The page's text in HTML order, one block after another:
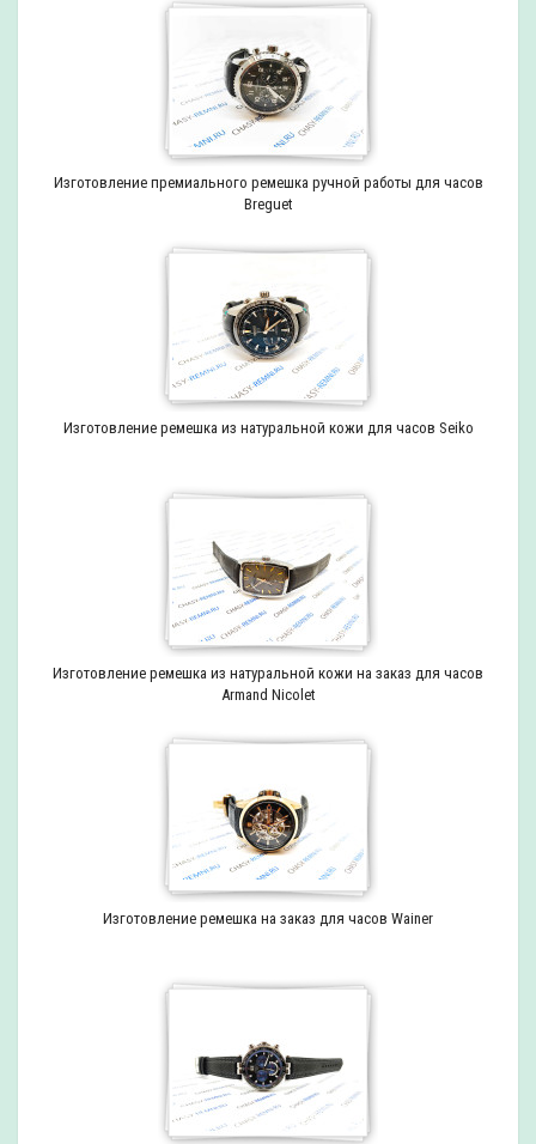
Изготовление премиального ремешка ручной работы для часов
Breguet
Изготовление ремешка из натуральной кожи для часов Seiko
Изготовление ремешка из натуральной кожи на заказ для часов
Armand Nicolet
Изготовление ремешка на заказ для часов Wainer